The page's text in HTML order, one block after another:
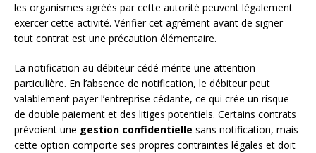
les organismes agréés par cette autorité peuvent légalement
exercer cette activité. Vérifier cet agrément avant de signer
tout contrat est une précaution élémentaire.
La notification au débiteur cédé mérite une attention
particulière. En l’absence de notification, le débiteur peut
valablement payer l’entreprise cédante, ce qui crée un risque
de double paiement et des litiges potentiels. Certains contrats
prévoient une gestion confidentielle sans notification, mais
cette option comporte ses propres contraintes légales et doit